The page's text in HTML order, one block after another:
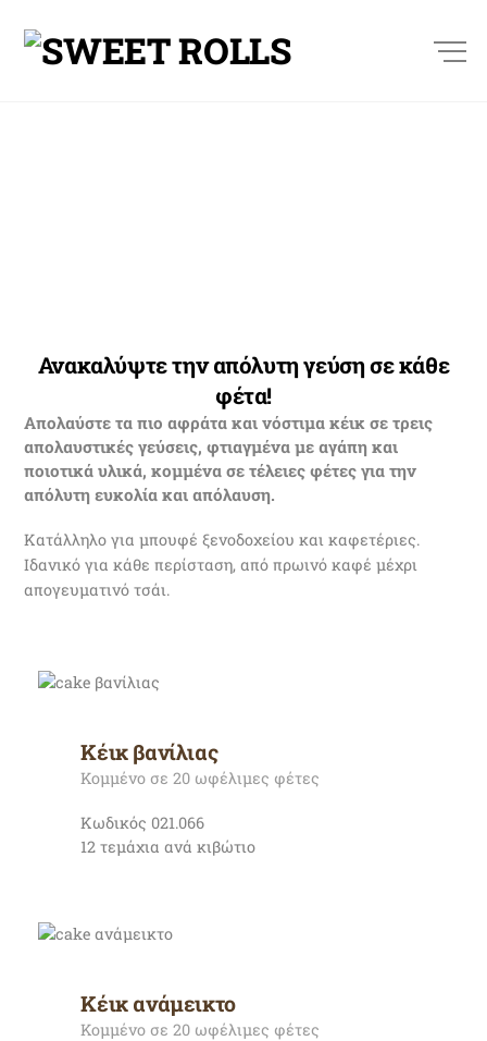
content
Ανακαλύψτε την απόλυτη γεύση σε κάθε
φέτα!
Απολαύστε τα πιο αφράτα και νόστιμα κέικ σε τρεις
απολαυστικές γεύσεις, φτιαγμένα με αγάπη και
ποιοτικά υλικά, κομμένα σε τέλειες φέτες για την
απόλυτη ευκολία και απόλαυση.
Κατάλληλο για μπουφέ ξενοδοχείου και καφετέριες.
Ιδανικό για κάθε περίσταση, από πρωινό καφέ μέχρι
απογευματινό τσάι.
Κέικ βανίλιας
Κομμένο σε 20 ωφέλιμες φέτες
Κωδικός 021.066
12 τεμάχια ανά κιβώτιο
Κέικ ανάμεικτο
Κομμένο σε 20 ωφέλιμες φέτες